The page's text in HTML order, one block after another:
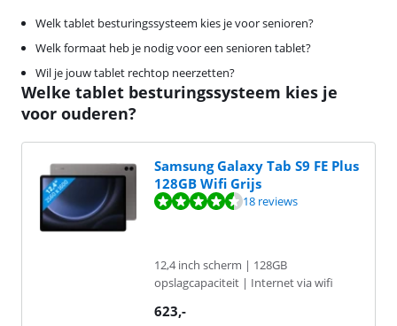
Welk tablet besturingssysteem kies je voor senioren?
Welk formaat heb je nodig voor een senioren tablet?
Wil je jouw tablet rechtop neerzetten?
Welke tablet besturingssysteem kies je
voor ouderen?
Samsung Galaxy Tab S9 FE Plus
128GB Wifi Grijs
Beoordeling is 8,7 van de 10, gebaseerd op 18 reviews.
18 reviews
12,4 inch scherm | 128GB
opslagcapaciteit | Internet via wifi
623,-